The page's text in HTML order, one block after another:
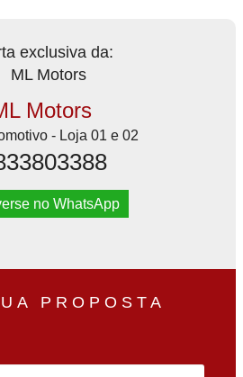
exclusiva da:
Motors
- Loja 01 e 02
no WhatsApp
PROPOSTA